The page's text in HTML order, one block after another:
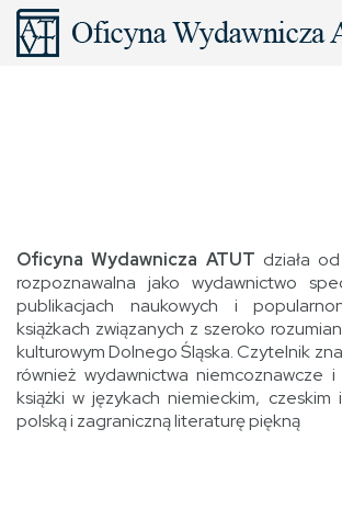
Oficyna Wydawnicza ATUT działa
rozpoznawalna jako wydawnictwo
publikacjach naukowych i
książkach związanych z szeroko
kulturowym Dolnego Śląska. Czytelnik
również wydawnictwa niemcoznawcze i
książki w językach niemieckim, czeskim
polską i zagraniczną literaturę piękną